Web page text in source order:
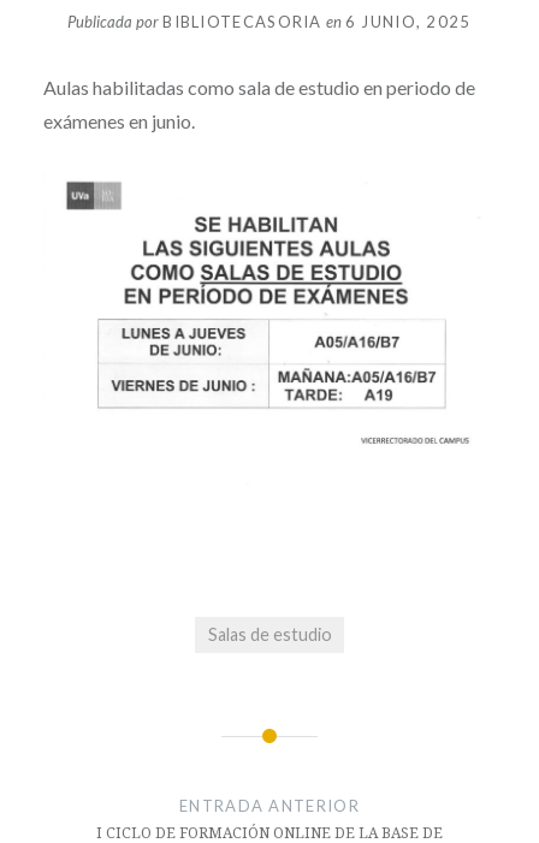
Publicada porBIBLIOTECASORIA en6 JUNIO, 2025
Aulas habilitadas como sala de estudio en periodo de
exámenes en junio.
Salas de estudio
ENTRADA ANTERIOR
I CICLO DE FORMACIÓN ONLINE DE LA BASE DE